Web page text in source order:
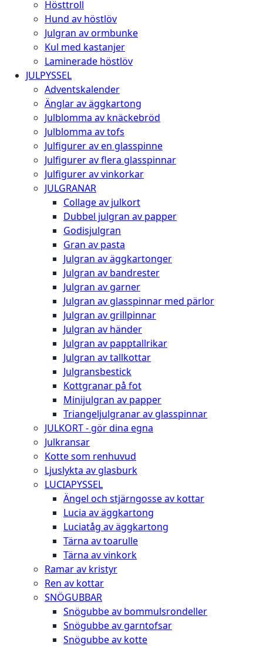
Hösttroll
Hund av höstlöv
Julgran av ormbunke
Kul med kastanjer
Laminerade höstlöv
JULPYSSEL
Adventskalender
Änglar av äggkartong
Julblomma av knäckebröd
Julblomma av tofs
Julfigurer av en glasspinne
Julfigurer av flera glasspinnar
Julfigurer av vinkorkar
JULGRANAR
Collage av julkort
Dubbel julgran av papper
Godisjulgran
Gran av pasta
Julgran av äggkartonger
Julgran av bandrester
Julgran av garner
Julgran av glasspinnar med pärlor
Julgran av grillpinnar
Julgran av händer
Julgran av papptallrikar
Julgran av tallkottar
Julgransbestick
Kottgranar på fot
Minijulgran av papper
Triangeljulgranar av glasspinnar
JULKORT - gör dina egna
Julkransar
Kotte som renhuvud
Ljuslykta av glasburk
LUCIAPYSSEL
Ängel och stjärngosse av kottar
Lucia av äggkartong
Luciatåg av äggkartong
Tärna av toarulle
Tärna av vinkork
Ramar av kristyr
Ren av kottar
SNÖGUBBAR
Snögubbe av bommulsrondeller
Snögubbe av garntofsar
Snögubbe av kotte